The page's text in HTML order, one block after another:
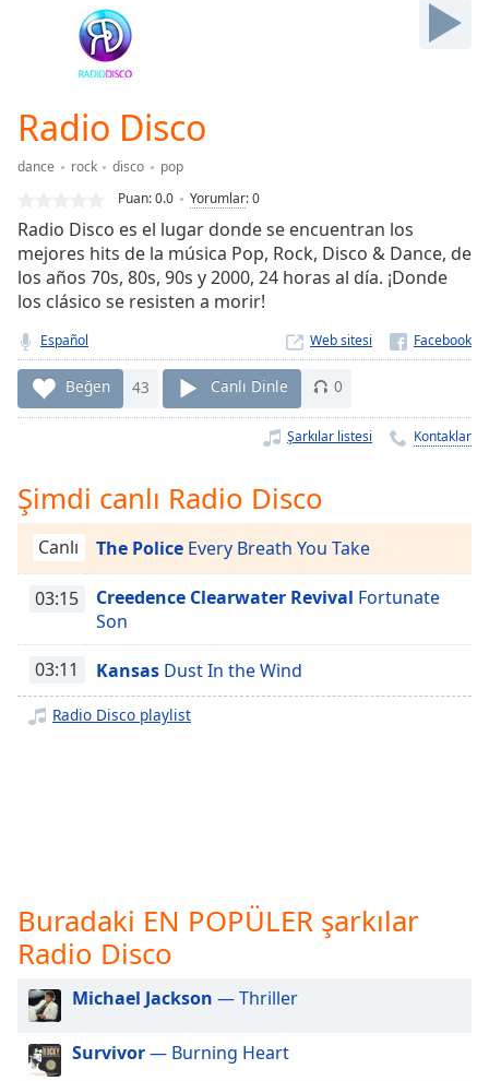
Current
Time0:00
0.00%
Stream
Type LIVE
Seek to
currently
behind
liveLIVE
Remaining
Time-
Playback
Rate
Chapters
Chapters
descriptions
off,
settings
dialog
off
selected
Audio
Radio Disco
dance rock disco
pop
Puan:0.0 Yorumlar:0
Radio Disco es el lugar donde se encuentran los
mejores hits de la música Pop, Rock, Disco & Dance, de
los años 70s, 80s, 90s y 2000, 24 horas al día. ¡Donde
los clásico se resisten a morir!
Español Web sitesi
Beğen 43 Canlı Dinle 0
Şarkılar listesi Kontaklar
Şimdi canlı Radio Disco
Canlı The Police Every Breath You Take
03:15 Creedence Clearwater Revival Fortunate
Son
03:11 Kansas Dust In the Wind
Radio Disco playlist
Buradaki EN POPÜLER şarkılar
Radio Disco
Michael Jackson — Thriller
Survivor— Burning Heart